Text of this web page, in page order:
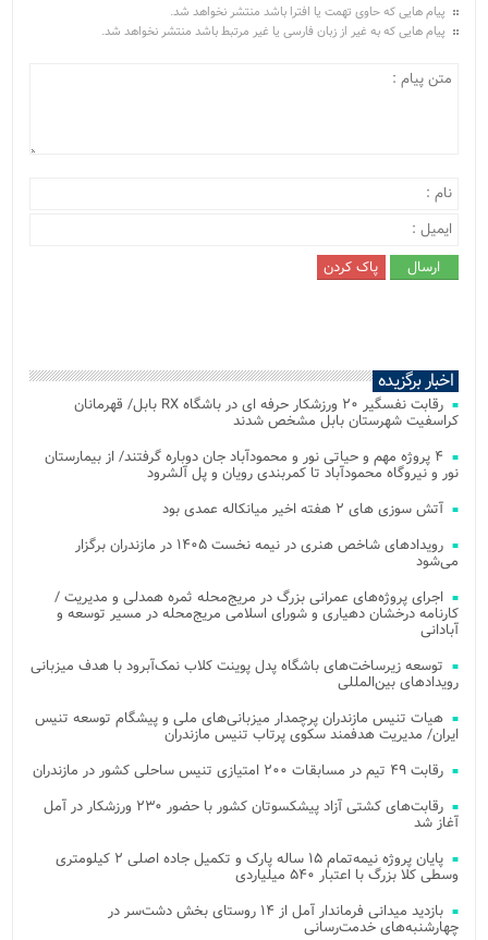
پیام هایی که حاوی تهمت یا افترا باشد منتشر نخواهد شد.
پیام هایی که به غیر از زبان فارسی یا غیر مرتبط باشد منتشر نخواهد شد.
اخبار برگزیده
رقابت نفسگیر ۲۰ ورزشکار حرفه ای در باشگاه RX بابل/ قهرمانان
کراسفیت شهرستان بابل مشخص شدند
۴ پروژه مهم و حیاتی نور و محمودآباد جان دوباره گرفتند/ از بیمارستان
نور و نیروگاه محمودآباد تا کمربندی رویان و پل آلشرود
آتش‌ سوزی‌ های ۲ هفته اخیر میانکاله عمدی بود
رویدادهای شاخص هنری در نیمه نخست ۱۴۰۵ در مازندران برگزار
می‌شود
اجرای پروژه‌های عمرانی بزرگ در مریج‌محله ثمره همدلی و مدیریت /
کارنامه درخشان دهیاری و شورای اسلامی مریج‌محله در مسیر توسعه و
آبادانی
توسعه زیرساخت‌های باشگاه پدل پوینت کلاب نمک‌آبرود با هدف میزبانی
رویدادهای بین‌المللی
هیات تنیس مازندران پرچمدار میزبانی‌های ملی و پیشگام توسعه تنیس
ایران/ مدیریت هدفمند سکوی پرتاب تنیس مازندران
رقابت ۴۹ تیم در مسابقات ۲۰۰ امتیازی تنیس ساحلی کشور در مازندران
رقابت‌های کشتی آزاد پیشکسوتان کشور با حضور ۲۳۰ ورزشکار در آمل
آغاز شد
پایان پروژه نیمه‌تمام ۱۵ ساله پارک و تکمیل جاده اصلی ۲ کیلومتری
وسطی کلا بزرگ با اعتبار ۵۴۰ میلیاردی
بازدید میدانی فرماندار آمل از ۱۴ روستای بخش دشت‌سر در
چهارشنبه‌های خدمت‌رسانی